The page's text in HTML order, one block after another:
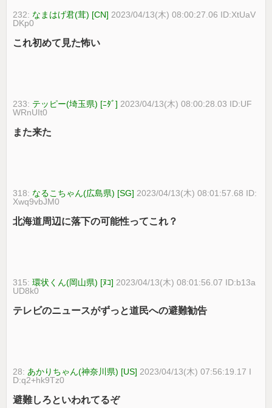
232: なまはげ君(茸) [CN] 2023/04/13(木) 08:00:27.06 ID:XtUaV
DKp0
これ初めて見た怖い
233: テッピー(埼玉県) [ﾆﾀﾞ] 2023/04/13(木) 08:00:28.03 ID:UF
WRnUIt0
また来た
318: なるこちゃん(広島県) [SG] 2023/04/13(木) 08:01:57.68 ID:
Xwq9vbJM0
北海道周辺に落下の可能性ってこれ？
315:環状くん(岡山県) [ﾇｺ] 2023/04/13(木) 08:01:56.07 ID:b13a
UD8k0
テレビのニュースがずっと道民への避難勧告
28: あかりちゃん(神奈川県) [US] 2023/04/13(木) 07:56:19.17 I
D:q2+hk9Tz0
避難しろといわれてるぞ